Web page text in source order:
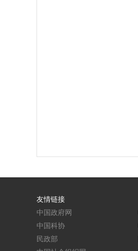
友情链接
中国政府网
中国科协
民政部